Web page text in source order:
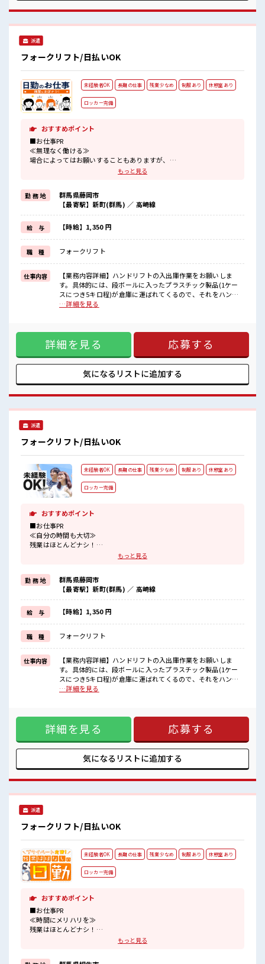
派遣
フォークリフト/日払いOK
未経験者OK 長期の仕事 残業少なめ 制服あり 休憩室あり
ロッカー完備
おすすめポイント
■お仕事PR
≪無理なく働ける≫
場合によってはお願いすることもありますが、
制服があるので、
毎日の服装の悩み解消♪
≪初めての仕事だけど自分にもできそう≫
新しいことにチャレンジするのは不安だけど、
しっかり働く環境が整っています！
イチからスキルUP・ステップUP目指していきましょう！
≪収入アップを目指せる≫
高時給だらけの派遣のお仕事です！
■職場の雰囲気
休憩室で自分タイム！
のんびりスマホチェック♪
職場にはロッカー完備！
プライベートも謳歌できる☆
もっと見る
勤 務 地
群馬県藤岡市
【最寄駅】新町(群馬) ／ 高崎線
給 与 【時給】1,350 円
職 種 フォークリフト
仕事内容
【業務内容詳細】ハンドリフトの入出庫作業をお願いしま
す。具体的には、段ボールに入ったプラスチック製品(1ケー
スにつき5キロ程)が倉庫に運ばれてくるので、それをハンド
リフトで運搬し、搬送コンベアに乗せていただく作業です。
もありますが、 残業はほとんどナシ！ ≪機能的な制服アリ≫
制服があるので、 毎日の服装の悩み解消♪ ≪初めての仕事だ
けど自分にもできそう≫ 新しいことにチャレンジするのは不
安だけど、 しっかり働く環境が整っています！ イチからスキ
ルUP・ステップUP目指していきましょう！ ≪収入アップを
目指せる≫ 高時給だらけの派遣のお仕事です！ ■職場の雰囲
ロッカー完備！ 私物の置きすぎには注意が必要ですね★ 残業
はほとんどなし！ プライベートも謳歌できる☆
…詳細を見る
詳細を見る 応募する
気になるリストに追加する
派遣
フォークリフト/日払いOK
未経験者OK 長期の仕事 残業少なめ 制服あり 休憩室あり
ロッカー完備
おすすめポイント
■お仕事PR
≪自分の時間も大切≫
残業はほとんどナシ！
場合によってはお願いすることもあります♪
≪初めての仕事だけど自分にもできそう≫
新しいことにチャレンジするのは不安だけど、
しっかり働く環境が整っています！
イチからスキルUP・ステップUP目指していきましょう！
≪様々なお仕事をご提案≫
一人で悩まず気軽に相談できる、
派遣のお仕事です！
■職場の雰囲気
休憩室で楽しくおしゃべり！
ストレス解消☆
職場にはロッカー完備！
私物の置きすぎには注意が必要ですね★
もっと見る
勤 務 地
群馬県藤岡市
【最寄駅】新町(群馬) ／ 高崎線
給 与 【時給】1,350 円
職 種 フォークリフト
仕事内容
【業務内容詳細】ハンドリフトの入出庫作業をお願いしま
す。具体的には、段ボールに入ったプラスチック製品(1ケー
スにつき5キロ程)が倉庫に運ばれてくるので、それをハンド
リフトで運搬し、搬送コンベアに乗せていただく作業です。
よってはお願いすることもあります♪ 制服があると毎日の服
選びに悩まずOK♪ ≪初めての仕事だけど自分にもできそう≫
新しいことにチャレンジするのは不安だけど、 しっかり働く
環境が整っています！ イチからスキルUP・ステップUP目指
していきましょう！ ≪様々なお仕事をご提案≫ 一人で悩まず
気軽に相談できる、 派遣のお仕事です！ ■職場の雰囲気 休憩
備！ 私物の置きすぎには注意が必要ですね★ 残業はほとんど
なし！ プライベートも謳歌できる☆
…詳細を見る
詳細を見る 応募する
気になるリストに追加する
派遣
フォークリフト/日払いOK
未経験者OK 長期の仕事 残業少なめ 制服あり 休憩室あり
ロッカー完備
おすすめポイント
■お仕事PR
≪時間にメリハリを≫
残業はほとんどナシ！
場合によってはお願いすることもあります♪
制服があるので、
もっと見る